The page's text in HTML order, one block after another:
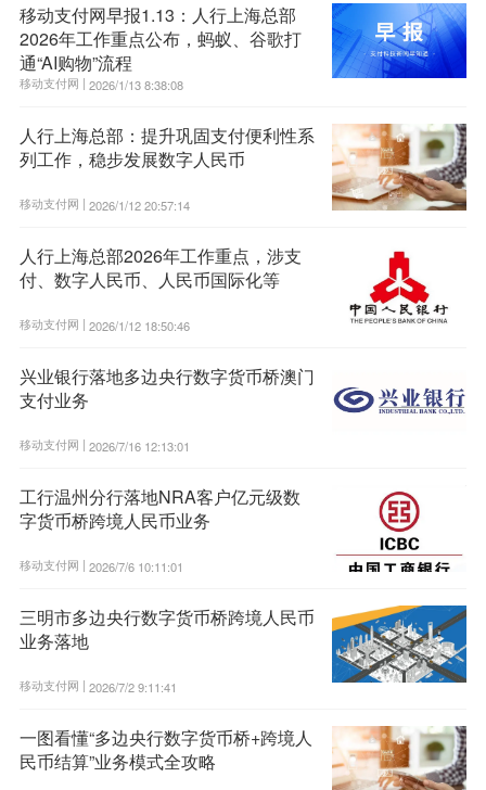
移动支付网早报1.13：人行上海总部
2026年工作重点公布，蚂蚁、谷歌打
通“AI购物”流程
移动支付网 | 2026/1/13 8:38:08
人行上海总部：提升巩固支付便利性系
列工作，稳步发展数字人民币
移动支付网 | 2026/1/12 20:57:14
人行上海总部2026年工作重点，涉支
付、数字人民币、人民币国际化等
移动支付网 | 2026/1/12 18:50:46
兴业银行落地多边央行数字货币桥澳门
支付业务
移动支付网 | 2026/7/16 12:13:01
工行温州分行落地NRA客户亿元级数
字货币桥跨境人民币业务
移动支付网 | 2026/7/6 10:11:01
三明市多边央行数字货币桥跨境人民币
业务落地
移动支付网 | 2026/7/2 9:11:41
一图看懂“多边央行数字货币桥+跨境人
民币结算”业务模式全攻略